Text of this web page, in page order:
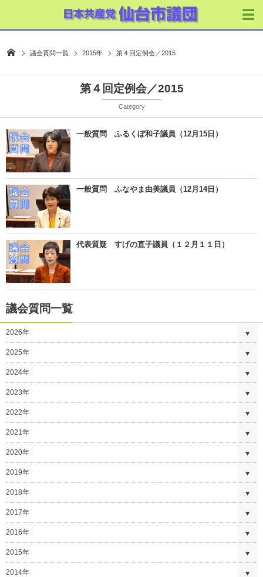
議会質問一覧 2015年 第４回定例会／2015
第４回定例会／2015
Category
一般質問 ふるくぼ和子議員（12月15日）
一般質問 ふなやま由美議員（12月14日）
代表質疑 すげの直子議員（１２月１１日）
議会質問一覧
2026年
2025年
2024年
2023年
2022年
2021年
2020年
2019年
2018年
2017年
2016年
2015年
2014年